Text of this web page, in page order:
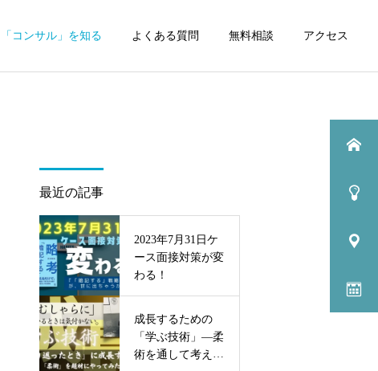
「コンサル」を知る よくある質問 無料相談 アクセス
最近の記事
2023年7月31日ケ
ース面接対策が変
わる！
成長するための
「学ぶ技術」—柔
術を通して考えて